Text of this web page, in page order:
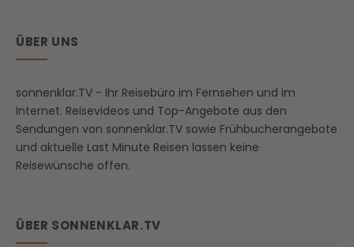
ÜBER UNS
sonnenklar.TV - Ihr Reisebüro im Fernsehen und im
Internet. Reisevideos und Top-Angebote aus den
Sendungen von sonnenklar.TV sowie Frühbucherangebote
und aktuelle Last Minute Reisen lassen keine
Reisewünsche offen.
ÜBER SONNENKLAR.TV